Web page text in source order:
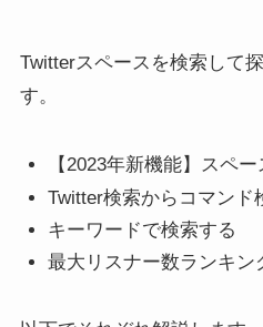
ート設定したら相手にバレ
る？【巻き込みリプ対策】
Twitterスペースを検索して
す。
【2023年新機能】スペ
Twitter検索からコマンド
キーワードで検索する
最大リスナー数ランキン